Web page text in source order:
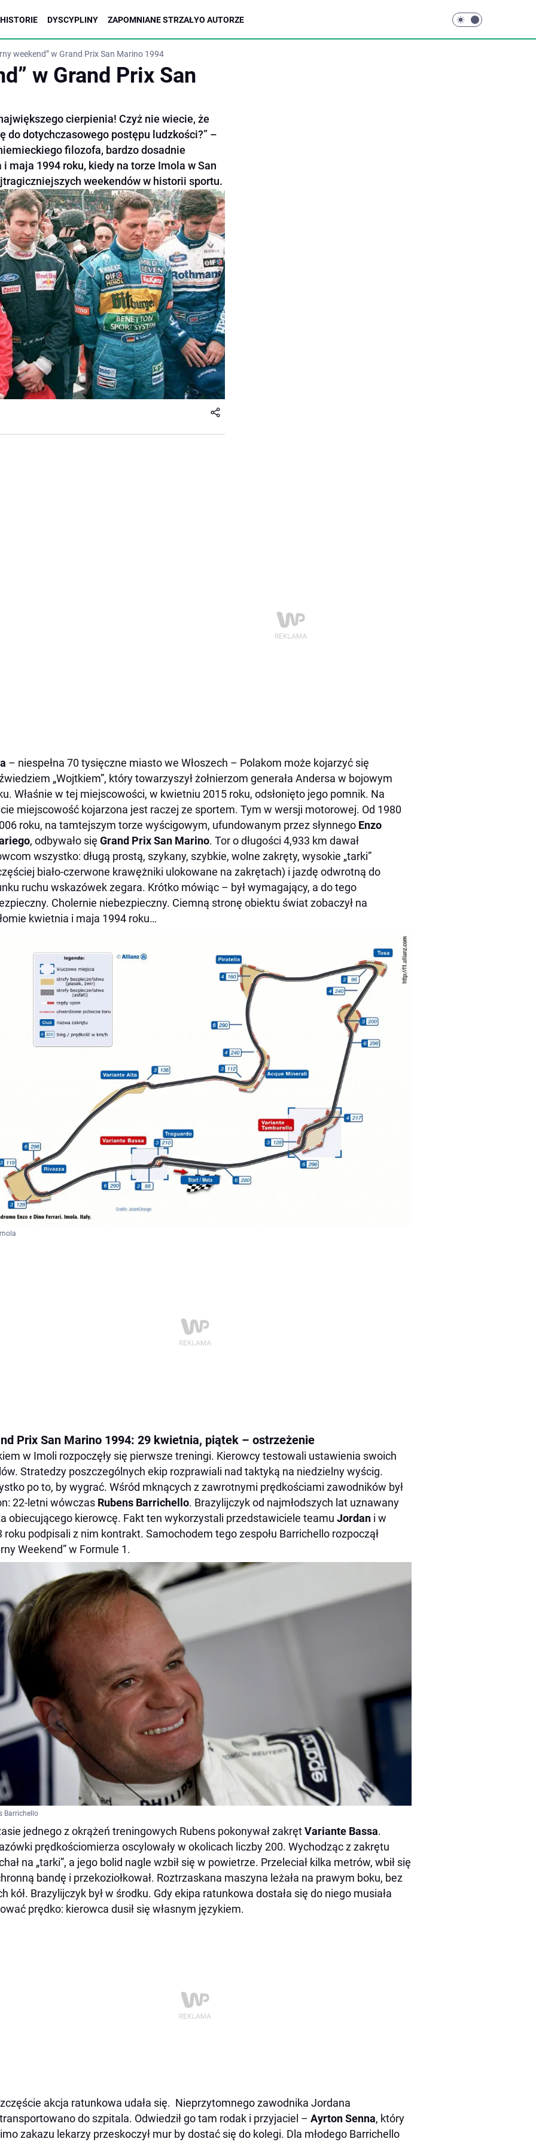
HISTORIE DYSCYPLINY ZAPOMNIANE STRZAŁYO AUTORZE
weekend” w Grand Prix San Marino 1994
w Grand Prix San
cierpienia! Czyż nie wiecie, że
do dotychczasowego postępu ludzkości?” –
filozofa, bardzo dosadnie
maja 1994 roku, kiedy na torze Imola w San
weekendów w historii sportu.
– niespełna 70 tysięczne miasto we Włoszech – Polakom może kojarzyć się
„Wojtkiem”, który towarzyszył żołnierzom generała Andersa w bojowym
Właśnie w tej miejscowości, w kwietniu 2015 roku, odsłonięto jego pomnik. Na
miejscowość kojarzona jest raczej ze sportem. Tym w wersji motorowej. Od 1980
roku, na tamtejszym torze wyścigowym, ufundowanym przez słynnego Enzo
, odbywało się Grand Prix San Marino. Tor o długości 4,933 km dawał
wszystko: długą prostą, szykany, szybkie, wolne zakręty, wysokie „tarki”
biało-czerwone krawężniki ulokowane na zakrętach) i jazdę odwrotną do
ruchu wskazówek zegara. Krótko mówiąc – był wymagający, a do tego
Cholernie niebezpieczny. Ciemną stronę obiektu świat zobaczył na
kwietnia i maja 1994 roku…
Prix San Marino 1994: 29 kwietnia, piątek – ostrzeżenie
w Imoli rozpoczęły się pierwsze treningi. Kierowcy testowali ustawienia swoich
Stratedzy poszczególnych ekip rozprawiali nad taktyką na niedzielny wyścig.
po to, by wygrać. Wśród mknących z zawrotnymi prędkościami zawodników był
22-letni wówczas Rubens Barrichello. Brazylijczyk od najmłodszych lat uznawany
obiecującego kierowcę. Fakt ten wykorzystali przedstawiciele teamu Jordan i w
roku podpisali z nim kontrakt. Samochodem tego zespołu Barrichello rozpoczął
Weekend” w Formule 1.
Barrichello
jednego z okrążeń treningowych Rubens pokonywał zakrętVariante Bassa.
prędkościomierza oscylowały w okolicach liczby 200. Wychodząc z zakrętu
na „tarki”, a jego bolid nagle wzbił się w powietrze. Przeleciał kilka metrów, wbił się
bandę i przekoziołkował. Roztrzaskana maszyna leżała na prawym boku, bez
kół. Brazylijczyk był w środku. Gdy ekipa ratunkowa dostała się do niego musiała
prędko: kierowca dusił się własnym językiem.
akcja ratunkowa udała się. Nieprzytomnego zawodnika Jordana
do szpitala. Odwiedził go tam rodak i przyjaciel – Ayrton Senna, który
zakazu lekarzy przeskoczył mur by dostać się do kolegi. Dla młodego Barrichello